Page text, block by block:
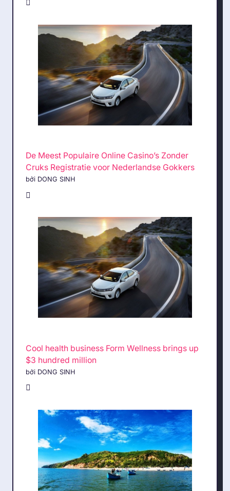
De Meest Populaire Online Casino’s Zonder
Cruks Registratie voor Nederlandse Gokkers
bởi DONG SINH
Cool health business Form Wellness brings up
$3 hundred million
bởi DONG SINH